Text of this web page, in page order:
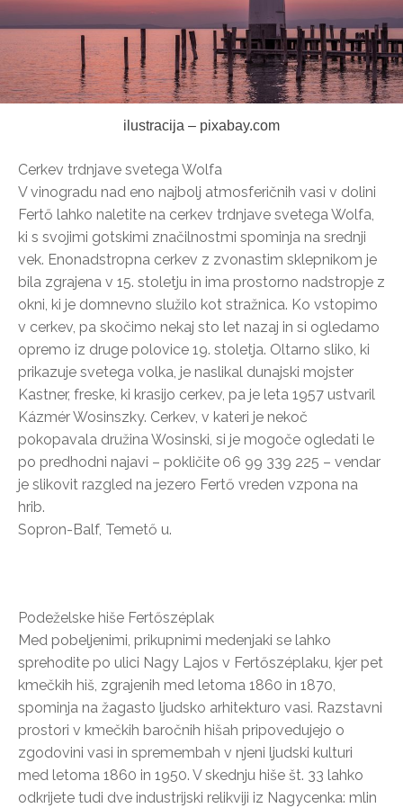
ilustracija – pixabay.com
Cerkev trdnjave svetega Wolfa
V vinogradu nad eno najbolj atmosferičnih vasi v dolini
Fertő lahko naletite na cerkev trdnjave svetega Wolfa,
ki s svojimi gotskimi značilnostmi spominja na srednji
vek. Enonadstropna cerkev z zvonastim sklepnikom je
bila zgrajena v 15. stoletju in ima prostorno nadstropje z
okni, ki je domnevno služilo kot stražnica. Ko vstopimo
v cerkev, pa skočimo nekaj sto let nazaj in si ogledamo
opremo iz druge polovice 19. stoletja. Oltarno sliko, ki
prikazuje svetega volka, je naslikal dunajski mojster
Kastner, freske, ki krasijo cerkev, pa je leta 1957 ustvaril
Kázmér Wosinszky. Cerkev, v kateri je nekoč
pokopavala družina Wosinski, si je mogoče ogledati le
po predhodni najavi – pokličite 06 99 339 225 – vendar
je slikovit razgled na jezero Fertő vreden vzpona na
hrib.
Sopron-Balf, Temető u.
Podeželske hiše Fertőszéplak
Med pobeljenimi, prikupnimi medenjaki se lahko
sprehodite po ulici Nagy Lajos v Fertőszéplaku, kjer pet
kmečkih hiš, zgrajenih med letoma 1860 in 1870,
spominja na žagasto ljudsko arhitekturo vasi. Razstavni
prostori v kmečkih baročnih hišah pripovedujejo o
zgodovini vasi in spremembah v njeni ljudski kulturi
med letoma 1860 in 1950. V skednju hiše št. 33 lahko
odkrijete tudi dve industrijski relikviji iz Nagycenka: mlin